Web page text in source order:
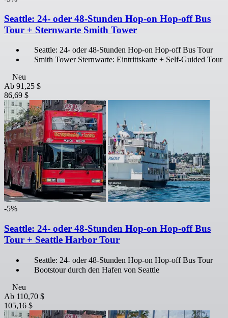
Seattle: 24- oder 48-Stunden Hop-on Hop-off Bus
Tour + Sternwarte Smith Tower
Seattle: 24- oder 48-Stunden Hop-on Hop-off Bus Tour
Smith Tower Sternwarte: Eintrittskarte + Self-Guided Tour
Neu
Ab 91,25 $
86,69 $
-5%
Seattle: 24- oder 48-Stunden Hop-on Hop-off Bus
Tour + Seattle Harbor Tour
Seattle: 24- oder 48-Stunden Hop-on Hop-off Bus Tour
Bootstour durch den Hafen von Seattle
Neu
Ab 110,70 $
105,16 $